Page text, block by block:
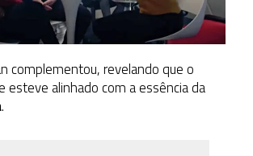
complementou, revelando que o
esteve alinhado com a essência da
.